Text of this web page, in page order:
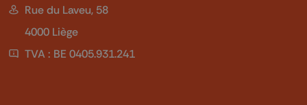
Rue du Laveu, 58
4000 Liège
TVA : BE 0405.931.241